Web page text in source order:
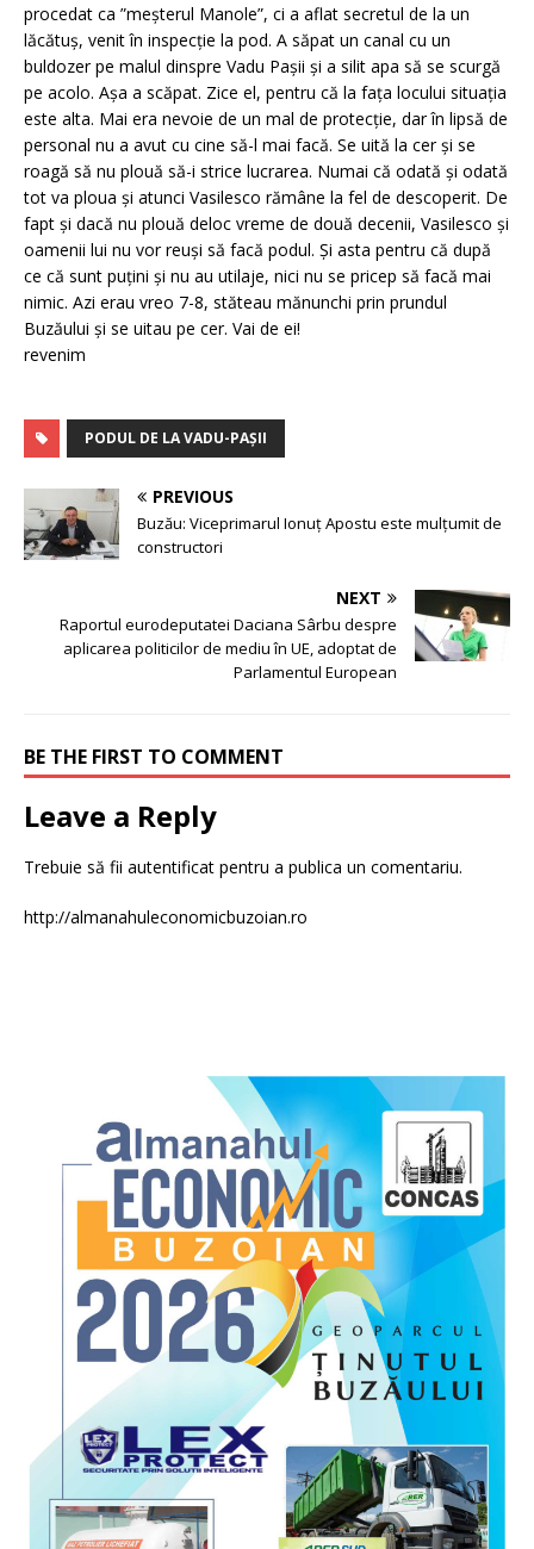
procedat ca ”meșterul Manole”, ci a aflat secretul de la un
lăcătuș, venit în inspecție la pod. A săpat un canal cu un
buldozer pe malul dinspre Vadu Pașii și a silit apa să se scurgă
pe acolo. Așa a scăpat. Zice el, pentru că la fața locului situația
este alta. Mai era nevoie de un mal de protecție, dar în lipsă de
personal nu a avut cu cine să-l mai facă. Se uită la cer și se
roagă să nu plouă să-i strice lucrarea. Numai că odată și odată
tot va ploua și atunci Vasilesco rămâne la fel de descoperit. De
fapt și dacă nu plouă deloc vreme de două decenii, Vasilesco și
oamenii lui nu vor reuși să facă podul. Și asta pentru că după
ce că sunt puțini și nu au utilaje, nici nu se pricep să facă mai
nimic. Azi erau vreo 7-8, stăteau mănunchi prin prundul
Buzăului și se uitau pe cer. Vai de ei!
revenim
PODUL DE LA VADU-PAȘII
PREVIOUS
Buzău: Viceprimarul Ionuț Apostu este mulțumit de
constructori
NEXT
Raportul eurodeputatei Daciana Sârbu despre
aplicarea politicilor de mediu în UE, adoptat de
Parlamentul European
BE THE FIRST TO COMMENT
Leave a Reply
Trebuie să fii autentificat pentru a publica un comentariu.
http://almanahuleconomicbuzoian.ro